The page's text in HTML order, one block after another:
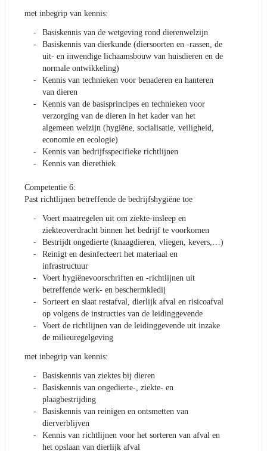
met inbegrip van kennis:
Basiskennis van de wetgeving rond dierenwelzijn
Basiskennis van dierkunde (diersoorten en -rassen, de
uit- en inwendige lichaamsbouw van huisdieren en de
normale ontwikkeling)
Kennis van technieken voor benaderen en hanteren
van dieren
Kennis van de basisprincipes en technieken voor
verzorging van de dieren in het kader van het
algemeen welzijn (hygiëne, socialisatie, veiligheid,
economie en ecologie)
Kennis van bedrijfsspecifieke richtlijnen
Kennis van dierethiek
Competentie 6:
Past richtlijnen betreffende de bedrijfshygiëne toe
Voert maatregelen uit om ziekte-insleep en
ziekteoverdracht binnen het bedrijf te voorkomen
Bestrijdt ongedierte (knaagdieren, vliegen, kevers,…)
Reinigt en desinfecteert het materiaal en
infrastructuur
Voert hygiënevoorschriften en -richtlijnen uit
betreffende werk- en beschermkledij
Sorteert en slaat restafval, dierlijk afval en risicoafval
op volgens de instructies van de leidinggevende
Voert de richtlijnen van de leidinggevende uit inzake
de milieuregelgeving
met inbegrip van kennis:
Basiskennis van ziektes bij dieren
Basiskennis van ongedierte-, ziekte- en
plaagbestrijding
Basiskennis van reinigen en ontsmetten van
dierverblijven
Kennis van richtlijnen voor het sorteren van afval en
het opslaan van dierlijk afval